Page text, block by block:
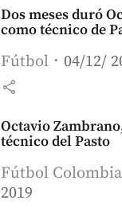
Dos meses duró
como técnico de
Fútbol 04/12/
share
Octavio
técnico del Pasto
Fútbol
2019